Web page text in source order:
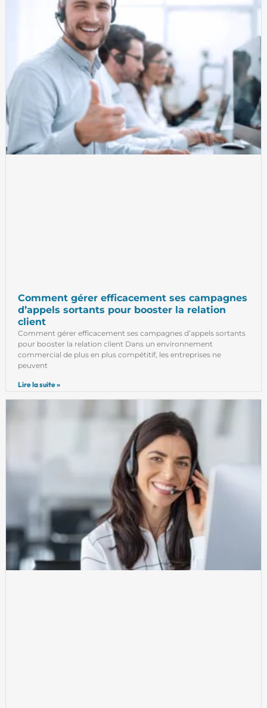
Comment gérer efficacement ses campagnes
d’appels sortants pour booster la relation
client
Comment gérer efficacement ses campagnes d’appels sortants
pour booster la relation client Dans un environnement
commercial de plus en plus compétitif, les entreprises ne
peuvent
Lire la suite »